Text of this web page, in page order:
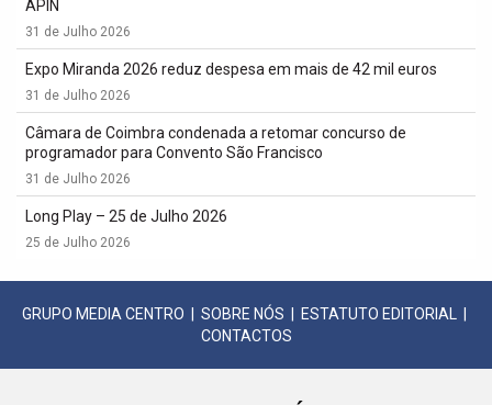
APIN
31 de Julho 2026
Expo Miranda 2026 reduz despesa em mais de 42 mil euros
31 de Julho 2026
Câmara de Coimbra condenada a retomar concurso de
programador para Convento São Francisco
31 de Julho 2026
Long Play – 25 de Julho 2026
25 de Julho 2026
GRUPO MEDIA CENTRO SOBRE NÓS ESTATUTO EDITORIAL
CONTACTOS